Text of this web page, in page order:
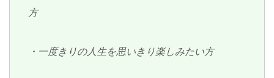
方
・一度きりの人生を思いきり楽しみたい方